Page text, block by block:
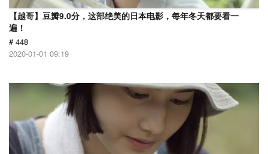
【越哥】豆瓣9.0分，这部绝美的日本电影，每年冬天都要看一
遍！
# 448
2020-01-01 09:19